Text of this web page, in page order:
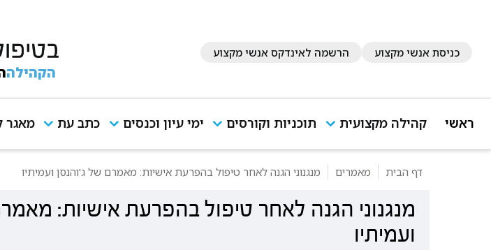
כניסת אנשי מקצוע הרשמה לאינדקס אנשי מקצוע
הקהילה
ראשי קהילה מקצועית תוכניות וקורסים ימי עיון וכנסים כתב עת מאגר
דף הבית מאמרים מנגנוני הגנה לאחר טיפול בהפרעת אישיות: מאמרם של ג'והנסן ועמיתיו
מנגנוני הגנה לאחר טיפול בהפרעת אישיות:
ועמיתיו